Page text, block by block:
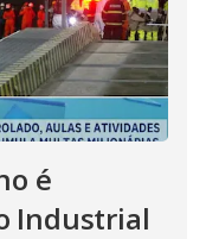
é
Industrial